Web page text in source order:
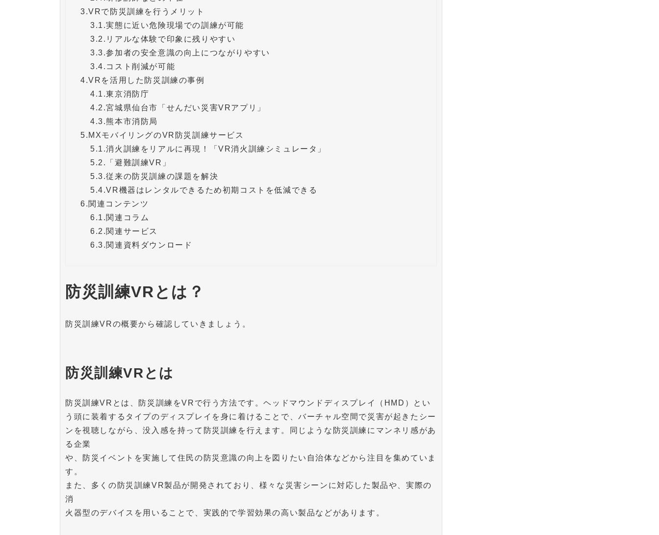
3.VRで防災訓練を行うメリット
3.1.実態に近い危険現場での訓練が可能
3.2. リアルな体験で印象に残りやすい
3.3.参加者の安全意識の向上につながりやすい
3.4. コスト削減が可能
4.VRを活用した防災訓練の事例
4.1.東京消防庁
4.2.宮城県仙台市「せんだい災害VRアプリ」
4.3.熊本市消防局
5. MXモバイリングのVR防災訓練サービス
5.1.消火訓練をリアルに再現！「VR消火訓練シミュレータ」
5.2.
「避難訓練VR」
5.3.従来の防災訓練の課題を解決
5.4.VR機器はレンタルできるため初期コストを低減できる
6.関連コンテンツ
6.1.関連コラム
6.2.関連サービス
6.3.関連資料ダウンロード
防災訓練VRとは？
防災訓練VRの概要から確認していきましょう。
防災訓練VRとは
防災訓練VRとは、防災訓練をVRで行う方法です。ヘッドマウンドディスプレイ（HMD）とい
う頭に装着するタイプのディスプレイを身に着けることで、バーチャル空間で災害が起きたシー
ンを視聴しながら、没入感を持って防災訓練を行えます。同じような防災訓練にマンネリ感があ
る企業
や、防災イベントを実施して住民の防災意識の向上を図りたい自治体などから注目を集めていま
す。
また、多くの防災訓練VR製品が開発されており、様々な災害シーンに対応した製品や、実際の
消
火器型のデバイスを用いることで、実践的で学習効果の高い製品などがあります。